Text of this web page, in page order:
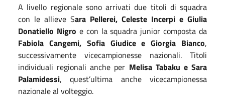
A livello regionale sono arrivati due titoli di squadra
con le allieve Sara Pellerei, Celeste Incerpi e Giulia
Donatiello Nigro e con la squadra junior composta da
Fabiola Cangemi, Sofia Giudice e Giorgia Bianco,
successivamente vicecampionesse nazionali. Titoli
individuali regionali anche per Melisa Tabaku e Sara
Palamidessi, quest’ultima anche vicecampionessa
nazionale al volteggio.